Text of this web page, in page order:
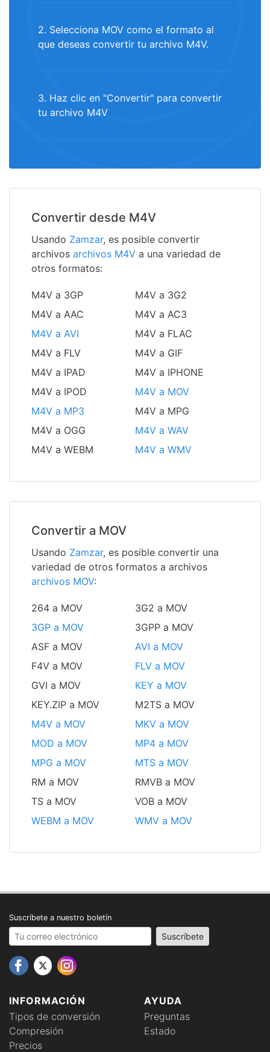
2. Selecciona MOV como el formato al
que deseas convertir tu archivo M4V.
3. Haz clic en "Convertir" para convertir
tu archivo M4V
Convertir desde M4V
Usando Zamzar, es posible convertir
archivos archivos M4V a una variedad de
otros formatos:
M4V a 3GP
M4V a 3G2
M4V a AAC
M4V a AC3
M4V a AVI
M4V a FLAC
M4V a FLV
M4V a GIF
M4V a IPAD
M4V a IPHONE
M4V a IPOD
M4V a MOV
M4V a MP3
M4V a MPG
M4V a OGG
M4V a WAV
M4V a WEBM
M4V a WMV
Convertir a MOV
Usando Zamzar, es posible convertir una
variedad de otros formatos a archivos
archivos MOV:
264 a MOV
3G2 a MOV
3GP a MOV
3GPP a MOV
ASF a MOV
AVI a MOV
F4V a MOV
FLV a MOV
GVI a MOV
KEY a MOV
KEY.ZIP a MOV
M2TS a MOV
M4V a MOV
MKV a MOV
MOD a MOV
MP4 a MOV
MPG a MOV
MTS a MOV
RM a MOV
RMVB a MOV
TS a MOV
VOB a MOV
WEBM a MOV
WMV a MOV
INFORMACIÓN
Tipos de conversión
Compresión
Precios
AYUDA
Preguntas
Estado
Suscríbete a nuestro boletín
Your email address Suscríbete